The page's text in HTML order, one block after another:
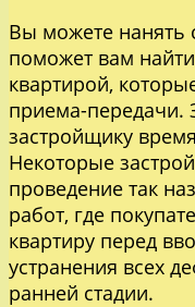
Вы можете нанять
поможет вам
квартирой,
приема-передачи.
застройщику
Некоторые
проведение так
работ, где
квартиру перед
устранения всех
ранней стадии.